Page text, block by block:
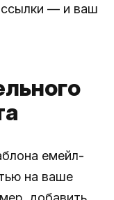
ссылки — и ваш
емейл-
на ваше